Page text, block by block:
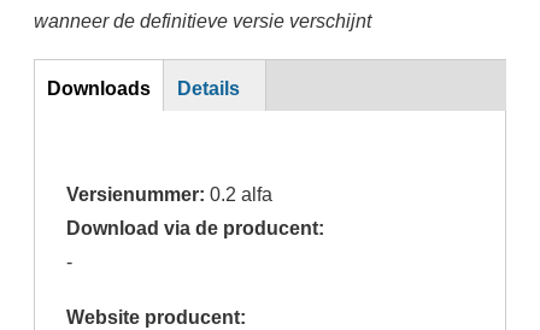
wanneer de definitieve versie verschijnt
DL
Downloads
Details
Versienummer:0.2 alfa
Download via de producent:
-
Website producent: